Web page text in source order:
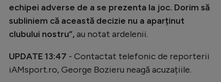
Ciclism
JO 2026
echipei adverse de a se prezenta la joc. Dorim să
subliniem că această decizie nu a aparținut
clubului nostru”,au notat ardelenii.
UPDATE 13:47 - Contactat telefonic de reporterii
iAMsport.ro, George Bozieru neagă acuzațiile.